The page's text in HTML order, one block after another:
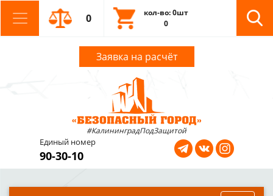
0
кол-во: 0шт
0
Заявка на расчёт
#КалининградПодЗащитой
Единый номер
90-30-10